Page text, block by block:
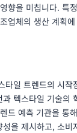
향을 미칩니다. 특
업체의 생산 계획
타일 트렌드의 시
텍스타일 기술
드 예측 기관을 통
을 제시하고, 소